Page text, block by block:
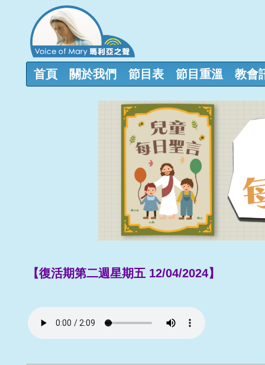
首頁 關於我們 節目表 節目重溫 教會
【復活期第二週星期五 12/04/2024】